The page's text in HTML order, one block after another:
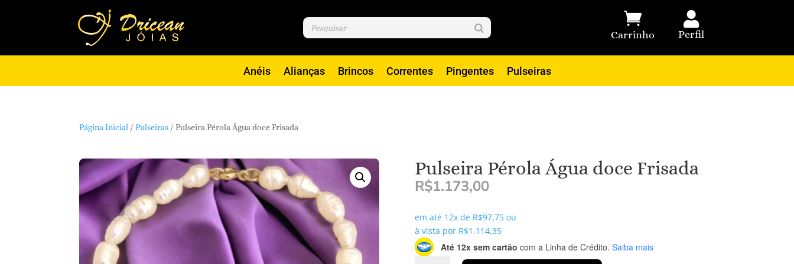

Carrinho

Perfil
Anéis Alianças Brincos Correntes Pingentes Pulseiras
Página Inicial /Pulseiras / Pulseira Pérola Água doce Frisada
Pulseira Pérola Água doce Frisada
R$1.173,00
em até 12x de R$97,75 ou
à vista por R$1.114,35
Até 12x sem cartão com a Linha de Crédito. Saiba mais